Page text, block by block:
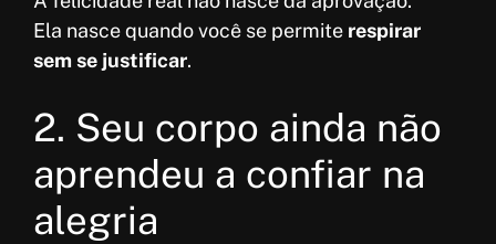
Ela nasce quando você se permite respirar
sem se justificar.
2. Seu corpo ainda não
aprendeu a confiar na
alegria